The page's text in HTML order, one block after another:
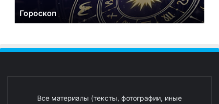
Гороскоп
Все материалы (тексты, фотографии, иные